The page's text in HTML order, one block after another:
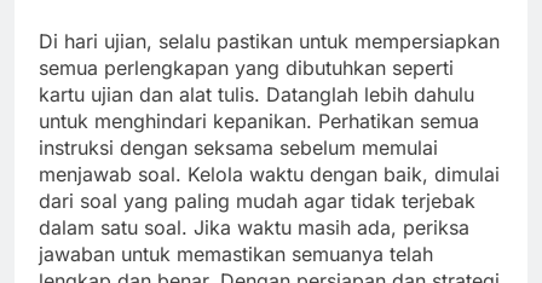
Di hari ujian, selalu pastikan untuk mempersiapkan
semua perlengkapan yang dibutuhkan seperti
kartu ujian dan alat tulis. Datanglah lebih dahulu
untuk menghindari kepanikan. Perhatikan semua
instruksi dengan seksama sebelum memulai
menjawab soal. Kelola waktu dengan baik, dimulai
dari soal yang paling mudah agar tidak terjebak
dalam satu soal. Jika waktu masih ada, periksa
jawaban untuk memastikan semuanya telah